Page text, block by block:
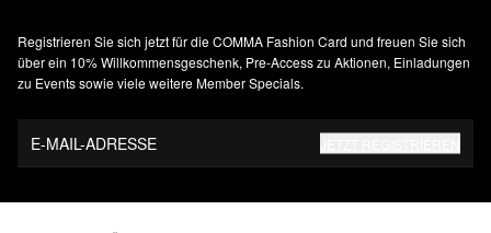
Registrieren Sie sich jetzt für die COMMA Fashion Card und freuen Sie sich
über ein 10% Willkommensgeschenk, Pre-Access zu Aktionen, Einladungen
zu Events sowie viele weitere Member Specials.
E-MAIL-ADRESSE